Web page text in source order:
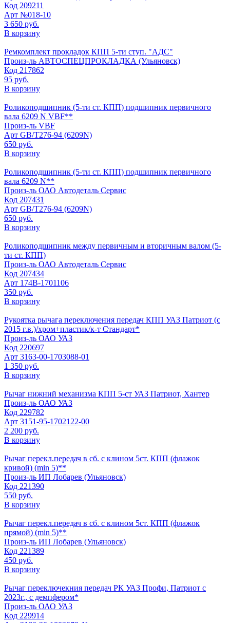
Код 209211
Арт №018-10
3 650 руб.
В корзину
Ремкомплект прокладок КПП 5-ти ступ. "АДС"
Произ-ль АВТОСПЕЦПРОКЛАДКА (Ульяновск)
Код 217862
95 руб.
В корзину
Роликоподшипник (5-ти ст. КПП) подшипник первичного
вала 6209 N VBF**
Произ-ль VBF
Арт GB/T276-94 (6209N)
650 руб.
В корзину
Роликоподшипник (5-ти ст. КПП) подшипник первичного
вала 6209 N**
Произ-ль ОАО Автодеталь Сервис
Код 207431
Арт GB/T276-94 (6209N)
650 руб.
В корзину
Роликоподшипник между первичным и вторичным валом (5-
ти ст. КПП)
Произ-ль ОАО Автодеталь Сервис
Код 207434
Арт 174В-1701106
350 руб.
В корзину
Рукоятка рычага переключения передач КПП УАЗ Патриот (с
2015 г.в.)/хром+пластик/к-т Стандарт*
Произ-ль ОАО УАЗ
Код 220697
Арт 3163-00-1703088-01
1 350 руб.
В корзину
Рычаг нижний механизма КПП 5-ст УАЗ Патриот, Хантер
Произ-ль ОАО УАЗ
Код 229782
Арт 3151-95-1702122-00
2 200 руб.
В корзину
Рычаг перекл.передач в сб. с клином 5ст. КПП (флажок
кривой) (min 5)**
Произ-ль ИП Лобарев (Ульяновск)
Код 221390
550 руб.
В корзину
Рычаг перекл.передач в сб. с клином 5ст. КПП (флажок
прямой) (min 5)**
Произ-ль ИП Лобарев (Ульяновск)
Код 221389
450 руб.
В корзину
Рычаг переключекния передач РК УАЗ Профи, Патриот с
2023г., с демпфером*
Произ-ль ОАО УАЗ
Код 229914